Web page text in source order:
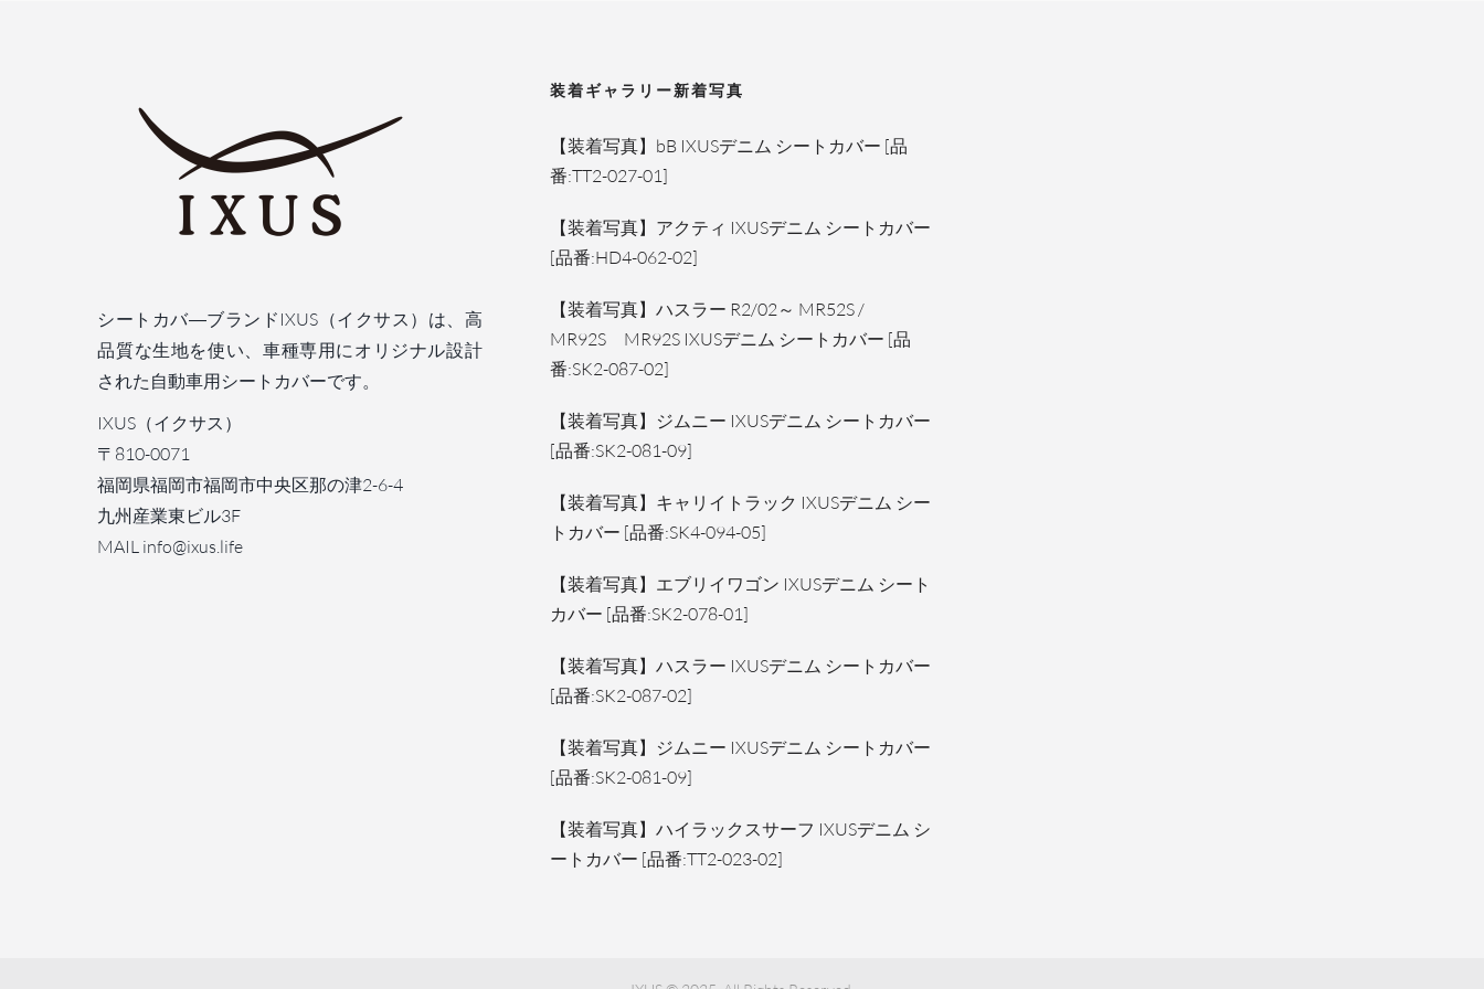
シートカバ―ブランドIXUS（イクサス）は、高
品質な生地を使い、車種専用にオリジナル設計
された自動車用シートカバーです。
IXUS（イクサス）
〒810-0071
福岡県福岡市福岡市中央区那の津2-6-4
九州産業東ビル3F
MAIL info@ixus.life
装着ギャラリー新着写真
【装着写真】bB IXUSデニム シートカバー [品
番:TT2-027-01]
【装着写真】アクティ IXUSデニム シートカバー
[品番:HD4-062-02]
【装着写真】ハスラー R2/02～ MR52S /
MR92S MR92S IXUSデニム シートカバー [品
番:SK2-087-02]
【装着写真】ジムニー IXUSデニム シートカバー
[品番:SK2-081-09]
【装着写真】キャリイトラック IXUSデニム シー
トカバー [品番:SK4-094-05]
【装着写真】エブリイワゴン IXUSデニム シート
カバー [品番:SK2-078-01]
【装着写真】ハスラー IXUSデニム シートカバー
[品番:SK2-087-02]
【装着写真】ジムニー IXUSデニム シートカバー
[品番:SK2-081-09]
【装着写真】ハイラックスサーフ IXUSデニム シ
ートカバー [品番:TT2-023-02]